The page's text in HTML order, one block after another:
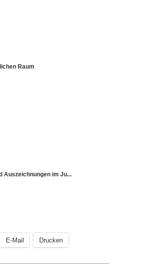
Raum
Auszeichnungen im Ju...
E-Mail Drucken